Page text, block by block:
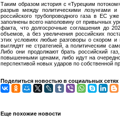
Таким образом история с «Турецким
разрыв между политическими лозунгами
российского трубопроводного газа в ЕС
заполнены всего наполовину от привычных
факта, что долгосрочные соглашения до
объемов, а без увеличения российских
этих условиях любые разговоры о скором и
выглядят не стратегией, а политическим
Либо они продолжают брать российский
повышенными ценами, либо идут на
перспективой новых ударов по собственной
Поделиться новостью в социальных сетях
Еще похожие новости